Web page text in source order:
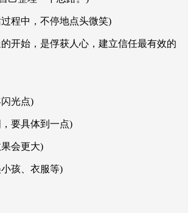
程中，不停地点头微笑)
开始，是俘获人心，建立信任最有效的
光点)
要具体到一点)
会更大)
孩、衣服等)